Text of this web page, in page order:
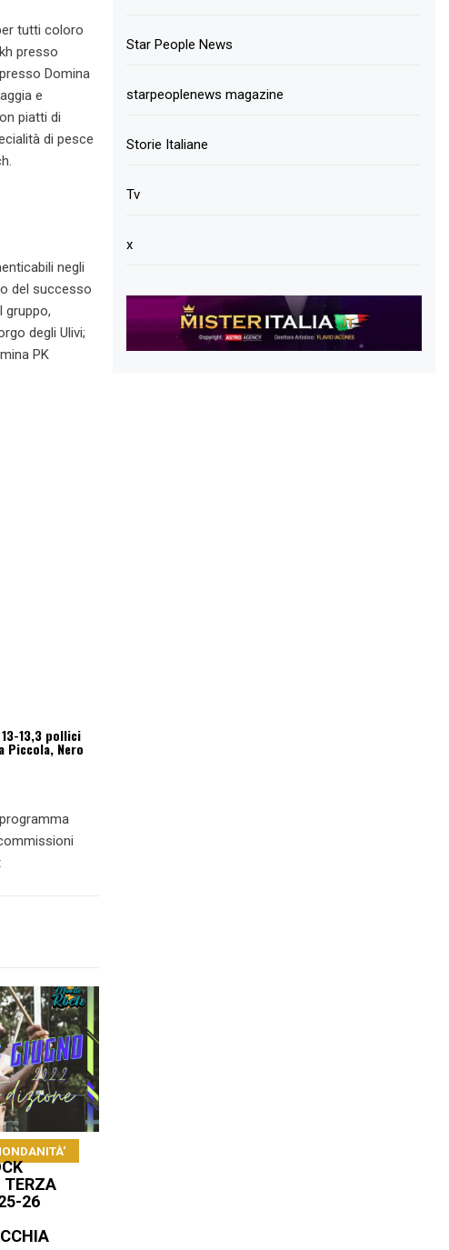
tutti coloro
presso
Domina
e
piatti di
di pesce
negli
del successo
gruppo,
degli Ulivi;
PK
13,3 pollici
Piccola, Nero
TERZA
26
Star People News
starpeoplenews magazine
Storie Italiane
Tv
x